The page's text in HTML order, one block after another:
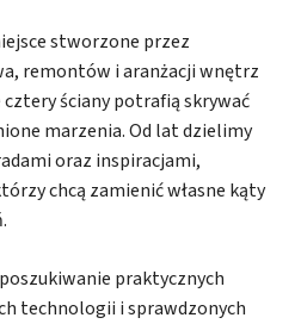
stworzone przez
remontów i aranżacji wnętrz
ściany potrafią skrywać
marzenia. Od lat dzielimy
oraz inspiracjami,
chcą zamienić własne kąty
praktycznych
technologii i sprawdzonych